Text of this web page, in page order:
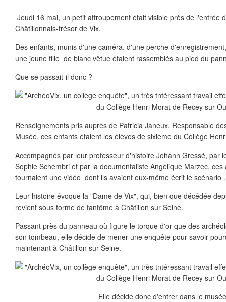
Jeudi 16 mai, un petit attroupement était visible près de l'entrée
Châtillonnais-trésor de Vix.
Des enfants, munis d'une caméra, d'une perche
une jeune fille de blanc vêtue étaient rassemblés au pied du
Que se passait-il donc ?
Renseignements pris auprès de Patricia Janeux, Responsable
Musée, ces enfants étaient les élèves de sixième du Collège
Accompagnés par leur professeur d'histoire Johann Gressé, par
Sophie Schembri et par la documentaliste Angélique Marzec,
tournaient une vidéo dont ils avaient eux-même écrit le scénario
Leur histoire évoque la "Dame de Vix", qui, bien que décédée
revient sous forme de fantôme à Châtillon sur Seine.
Passant près du panneau où figure le torque d'or que des
son tombeau, elle décide de mener une enquête pour savoir
maintenant à Châtillon sur Seine.
Elle décide donc d'entrer dans le